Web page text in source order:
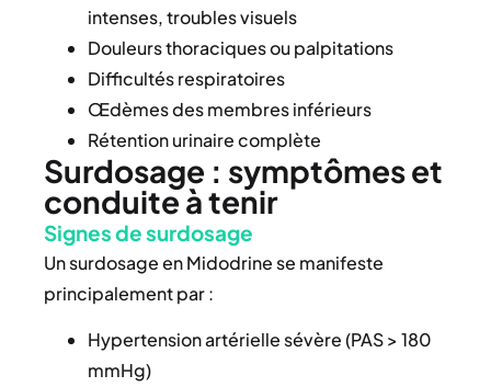
intenses, troubles visuels
Douleurs thoraciques ou palpitations
Difficultés respiratoires
Œdèmes des membres inférieurs
Rétention urinaire complète
Surdosage : symptômes et
conduite à tenir
Signes de surdosage
Un surdosage en Midodrine se manifeste
principalement par :
Hypertension artérielle sévère (PAS > 180
mmHg)